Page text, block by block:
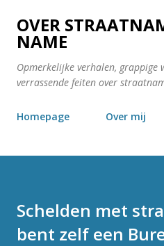
Doorgaan naar
OVER
NAME
Opmerkelijke verhalen, grappige
verrassende feiten over
Homepage Over mij
Schelden met
bent zelf een